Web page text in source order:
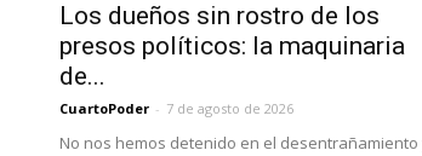
Los dueños sin rostro de los
presos políticos: la maquinaria
de...
CuartoPoder - 7 de agosto de 2026
No nos hemos detenido en el desentrañamiento